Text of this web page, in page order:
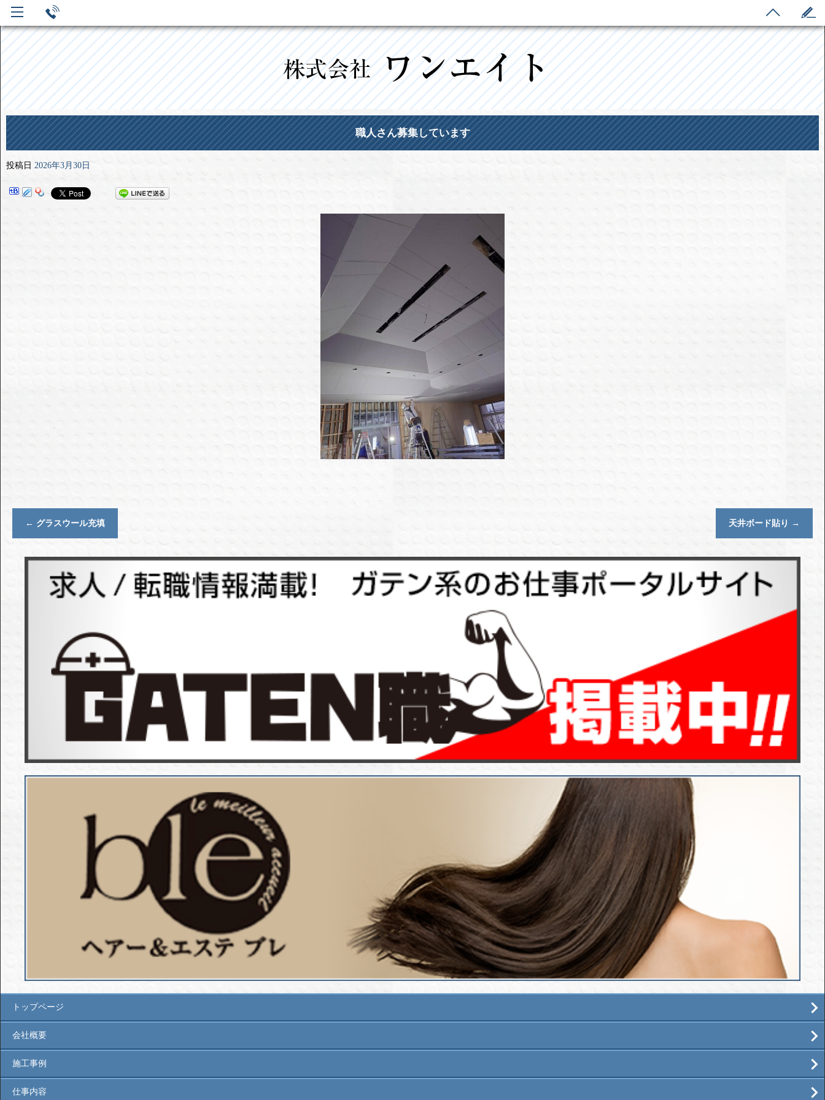
職人さん募集しています
投稿日 2026年3月30日
← グラスウール充填 天井ボード貼り →
トップページ
会社概要
施工事例
仕事内容